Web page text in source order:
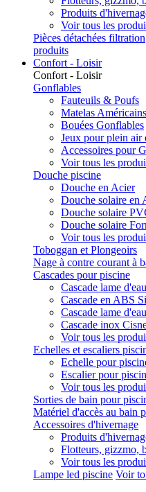
Produits
Voir tous les
Pièces détachées filtration
produits
Confort - Loisir
Confort - Loisir
Gonflables
Fauteuils & Poufs
Matelas
Bouées Gonflables
Jeux pour plein air
Accessoires pour
Voir tous les
Douche piscine
Douche en Acier
Douche solaire en
Douche solaire
Douche solaire
Voir tous les
Toboggan et Plongeoirs
Nage à contre courant à
Cascades pour piscine
Cascade lame d'eau
Cascade en ABS
Cascade lame
Cascade inox
Voir tous les
Echelles et escaliers
Echelle pour
Escalier pour
Voir tous les
Sorties de bain pour
Matériel d'accès au bain
Accessoires d'hivernage
Produits
Flotteurs, gizzmo,
Voir tous les
Lampe led piscine Voir